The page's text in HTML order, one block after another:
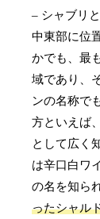
– シャブリ
中東部に位
かでも、最
域であり、
ンの名称で
方といえば
として広く
は辛口白ワ
の名を知ら
ったシャル